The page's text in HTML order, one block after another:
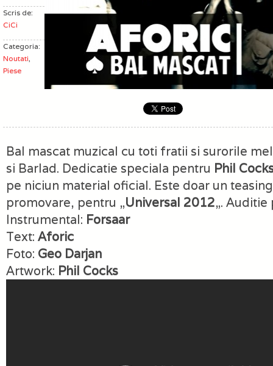
Scris de:
CiCi
Categoria:
Noutati,
Piese
Bal mascat muzical cu toti fratii si surorile
si Barlad. Dedicatie speciala pentru Phil
pe niciun material oficial. Este doar un
promovare, pentru „Universal 2012„.
Instrumental: Forsaar
Text: Aforic
Foto: Geo Darjan
Artwork: Phil Cocks